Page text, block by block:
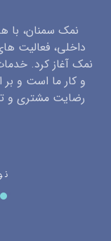
نمک سمنان، با
داخلی، فعالیت
نمک آغاز کرد.
و کار ما است و
رضایت مشتری و